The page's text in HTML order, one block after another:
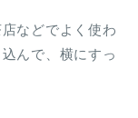
などでよく使わ
んで、横にすっ